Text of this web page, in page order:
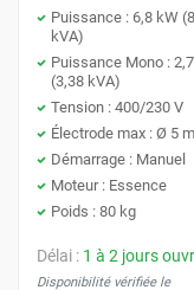
une alimentation
adaptés aux
sensibles, les
une solution
électrogène
Choisir le bon
garantir une
besoins.
démarche en vous
offrant des conseils
Puissance : 6,8 kW
kVA)
Puissance Mono :
(3,38 kVA)
Tension : 400/230 V
Électrode max : Ø 5
Démarrage : Manuel
Moteur : Essence
Poids : 80 kg
Délai : 1 à 2 jours
Disponibilité vérifiée le